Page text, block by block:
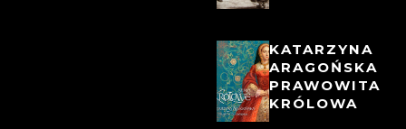
KATARZYNA
ARAGOŃSKA
PRAWOWITA
KRÓLOWA